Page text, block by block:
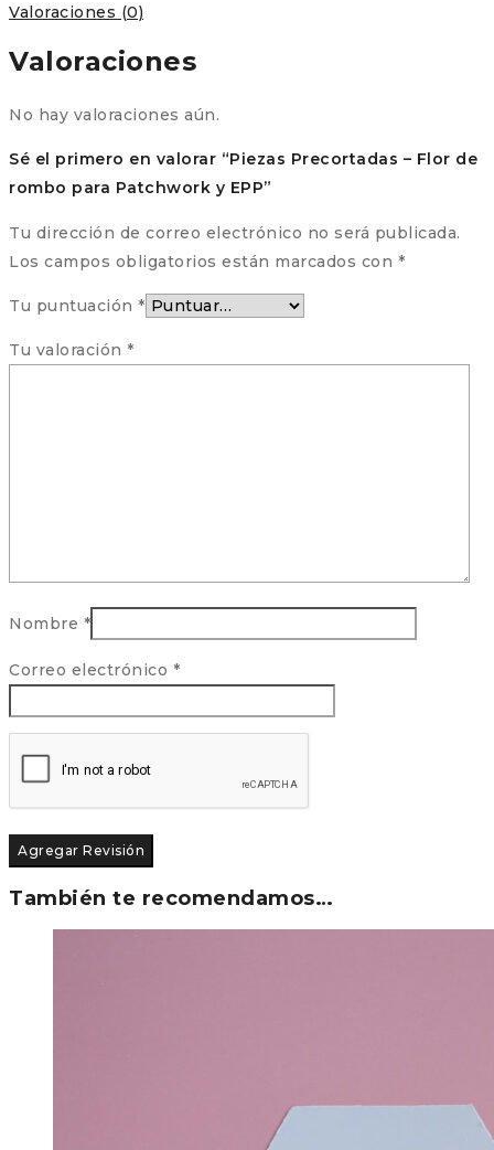
Valoraciones (0)
Valoraciones
No hay valoraciones aún.
Sé el primero en valorar “Piezas Precortadas – Flor de
rombo para Patchwork y EPP”
Tu dirección de correo electrónico no será publicada.
Los campos obligatorios están marcados con *
Tu puntuación *
Tu valoración *
Nombre *
Correo electrónico *
También te recomendamos…